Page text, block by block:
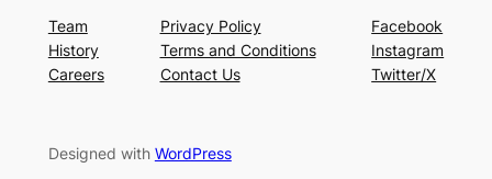
Team
History
Careers
Privacy Policy
Terms and Conditions
Contact Us
Facebook
Instagram
Twitter/X
Designed with WordPress